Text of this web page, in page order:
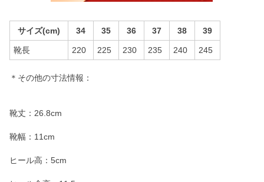
サイズ(cm) 34 35 36 37 38 39
靴長 220 225 230 235 240 245
＊その他の寸法情報：
靴丈：26.8cm
靴幅：11cm
ヒール高：5cm